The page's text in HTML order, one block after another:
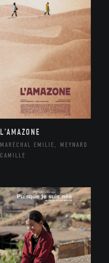
L’AMAZONE
MARÉCHAL EMILIE, MEYNARD
CAMILLE